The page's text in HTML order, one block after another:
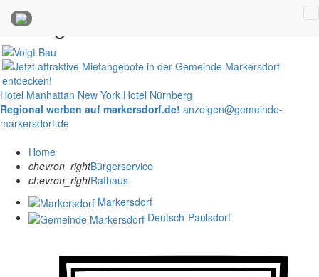
Anzeigen
Hotel Manhattan New York Hotel Nürnberg
Regional werben auf markersdorf.de! anzeigen@gemeinde-
markersdorf.de
Home
chevron_rightBürgerservice
chevron_rightRathaus
Markersdorf
Deutsch-Paulsdorf